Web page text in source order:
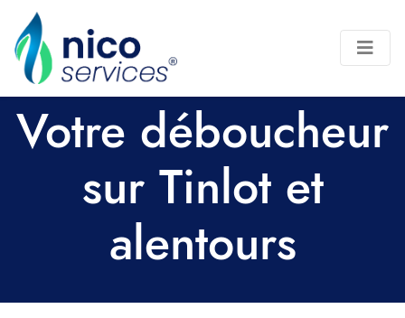
Votre déboucheur
sur Tinlot et
alentours